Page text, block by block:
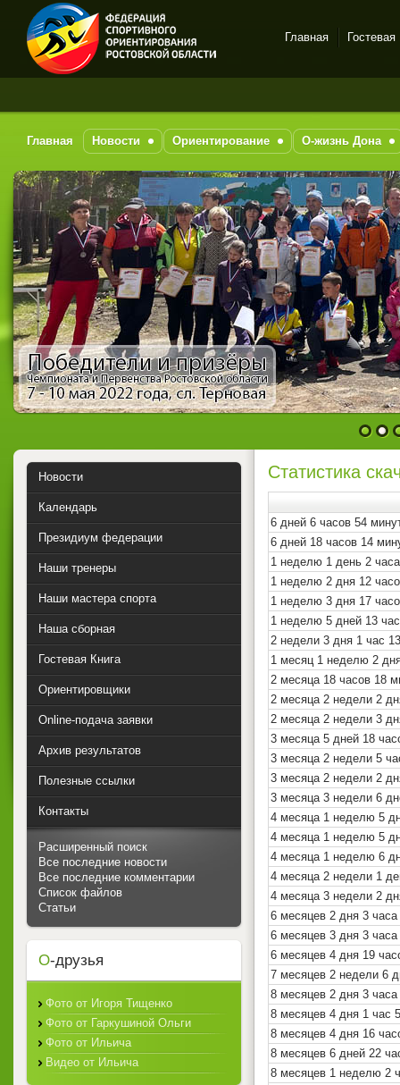
Спортивное
на-Дону
Главная Гостевая
Главная Новости Ориентирование О-жизнь Дона
1 2
Статистика
6 дней 6 часов 54
6 дней 18 часов 14
1 неделю 1 день 2
1 неделю 2 дня 12
1 неделю 3 дня 17
1 неделю 5 дней 13
2 недели 3 дня 1 час
1 месяц 1 неделю 2
2 месяца 18 часов 18
2 месяца 2 недели 2
2 месяца 2 недели 3
3 месяца 5 дней 18
3 месяца 2 недели 5
3 месяца 2 недели 2
3 месяца 3 недели 6
4 месяца 1 неделю 5
4 месяца 1 неделю 5
4 месяца 1 неделю 6
4 месяца 2 недели 1
4 месяца 3 недели 2
6 месяцев 2 дня 3
6 месяцев 3 дня 3
6 месяцев 4 дня 19
7 месяцев 2 недели 6
8 месяцев 2 дня 3
8 месяцев 4 дня 1 час
8 месяцев 4 дня 16
8 месяцев 6 дней 22
8 месяцев 1 неделю 2
Новости
Календарь
Президиум федерации
Наши тренеры
Наши мастера спорта
Наша сборная
Гостевая Книга
Ориентировщики
Online-подача заявки
Архив результатов
Полезные ссылки
Контакты
Расширенный поиск
Все последние новости
Все последние комментарии
Список файлов
Статьи
О-друзья
Фото от Игоря Тищенко
Фото от Гаркушиной Ольги
Фото от Ильича
Видео от Ильича